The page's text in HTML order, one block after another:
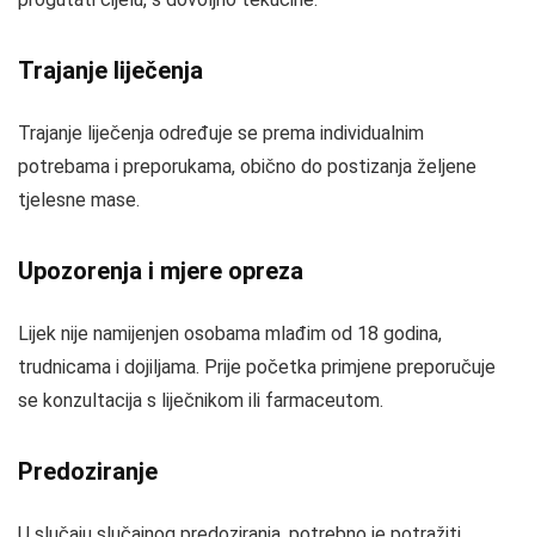
Trajanje liječenja
Trajanje liječenja određuje se prema individualnim
potrebama i preporukama, obično do postizanja željene
tjelesne mase.
Upozorenja i mjere opreza
Lijek nije namijenjen osobama mlađim od 18 godina,
trudnicama i dojiljama. Prije početka primjene preporučuje
se konzultacija s liječnikom ili farmaceutom.
Predoziranje